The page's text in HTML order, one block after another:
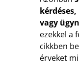
vagy
ezekkel a
cikkben
érveket